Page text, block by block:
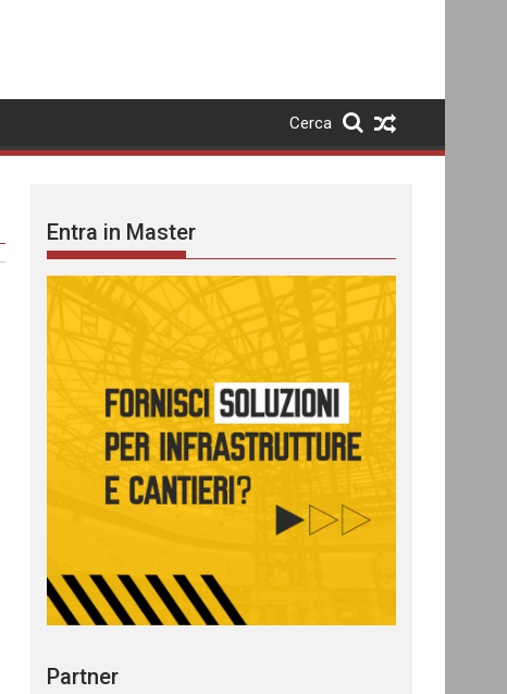
Cerca
Entra in Master
Partner